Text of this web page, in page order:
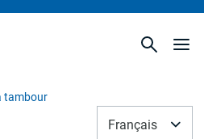
tambour
Français